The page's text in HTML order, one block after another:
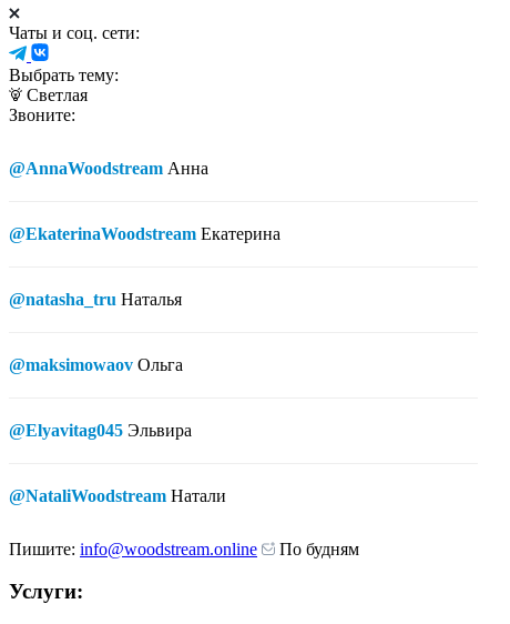
Чаты и соц. сети:
Выбрать тему:
Светлая
Звоните:
@AnnaWoodstream Анна
@EkaterinaWoodstream Екатерина
@natasha_tru Наталья
@maksimowaov Ольга
@Elyavitag045 Эльвира
@NataliWoodstream Натали
Пишите: info@woodstream.online По будням
Услуги: